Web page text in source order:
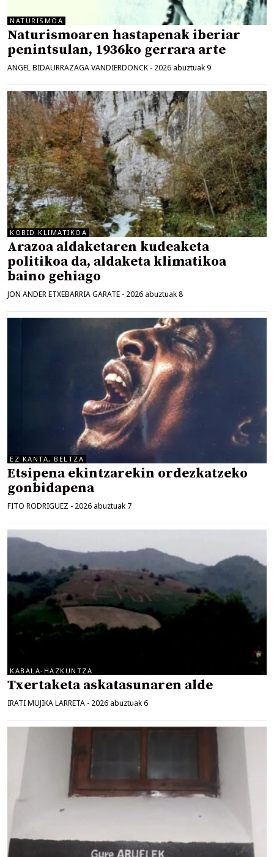
NATURISMOA
Naturismoaren hastapenak iberiar
penintsulan, 1936ko gerrara arte
ANGEL BIDAURRAZAGA VANDIERDONCK - 2026 abuztuak 9
KOBID KLIMATIKOA
Arazoa aldaketaren kudeaketa
politikoa da, aldaketa klimatikoa
baino gehiago
JON ANDER ETXEBARRIA GARATE - 2026 abuztuak 8
EZ KANTA, BELTZA
Etsipena ekintzarekin ordezkatzeko
gonbidapena
FITO RODRIGUEZ - 2026 abuztuak 7
KABALA-HAZKUNTZA
Txertaketa askatasunaren alde
IRATI MUJIKA LARRETA - 2026 abuztuak 6